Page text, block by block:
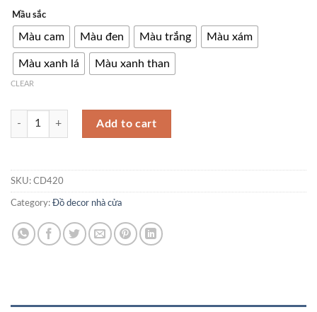
Mầu sắc
Màu cam Màu đen Màu trắng Màu xám
Màu xanh lá Màu xanh than
CLEAR
Tượng decor chó kết hợp khay trang trí phòng khách độc đáo CD420
Add to cart
SKU: CD420
Category: Đồ decor nhà cửa